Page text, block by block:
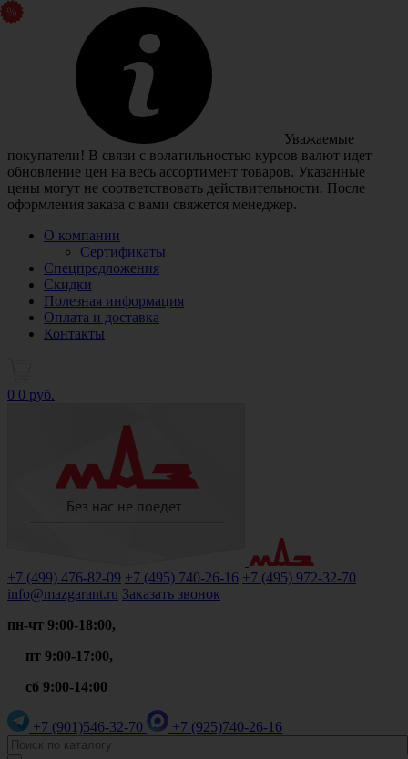
Уважаемые
покупатели! В связи с волатильностью курсов валют идет
обновление цен на весь ассортимент товаров. Указанные
цены могут не соответствовать действительности. После
оформления заказа с вами свяжется менеджер.
О компании
Сертификаты
Спецпредложения
Скидки
Полезная информация
Оплата и доставка
Контакты
0 0 руб.
+7 (499) 476-82-09 +7 (495) 740-26-16 +7 (495) 972-32-70
info@mazgarant.ru Заказать звонок
пн-чт 9:00-18:00,
пт 9:00-17:00,
сб 9:00-14:00
+7 (901)546-32-70 +7 (925)740-26-16